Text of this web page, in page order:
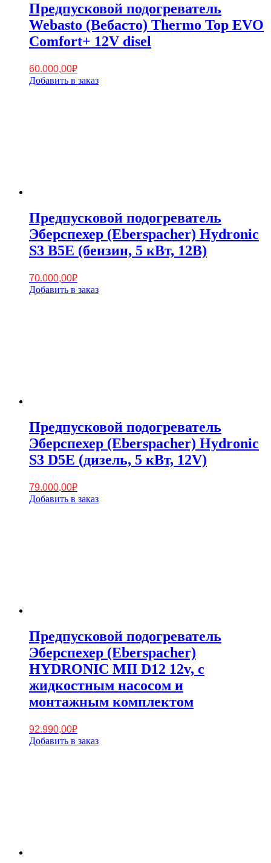
Предпусковой подогреватель
Webasto (Вебасто) Thermo Top EVO
Comfort+ 12V disel
60.000,00₽
Добавить в заказ
Предпусковой подогреватель
Эберспехер (Eberspacher) Hydronic
S3 B5E (бензин, 5 кВт, 12В)
70.000,00₽
Добавить в заказ
Предпусковой подогреватель
Эберспехер (Eberspacher) Hydronic
S3 D5E (дизель, 5 кВт, 12V)
79.000,00₽
Добавить в заказ
Предпусковой подогреватель
Эберспехер (Eberspacher)
HYDRONIC MII D12 12v, с
жидкостным насосом и
монтажным комплектом
92.990,00₽
Добавить в заказ